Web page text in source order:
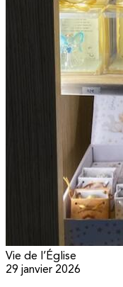
Vie de l’Église
29 janvier 2026